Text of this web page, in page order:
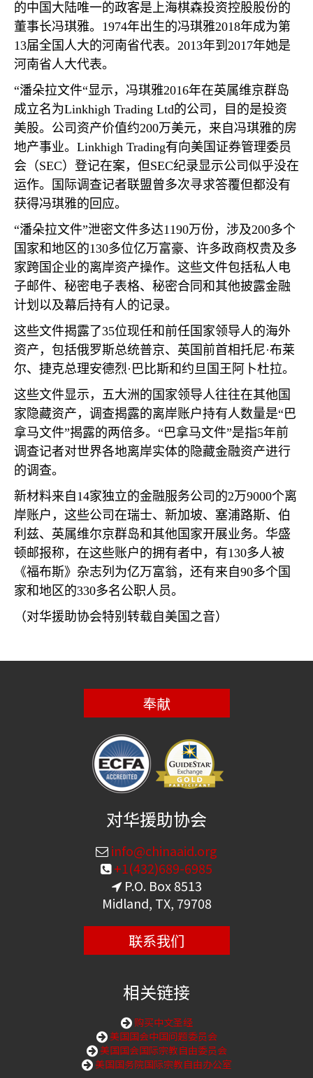
的中国大陆唯一的政客是上海棋森投资控股股份的
董事长冯琪雅。 1974年出生的冯琪雅2018年成为第
13届全国人大的河南省代表。 2013年到 2017年她是
河南省人大代表。
“潘朵拉文件“显示，冯琪雅2016年在英属维京群岛
成立名为Linkhigh Trading Ltd的公司，目的是投资
美股。公司资产价值约200万美元，来自冯琪雅的房
地产事业。 Linkhigh Trading有向美国证券管理委员
会（SEC）登记在案，但SEC纪录显示公司似乎没在
运作。国际调查记者联盟曾多次寻求答覆但都没有
获得冯琪雅的回应。
“潘朵拉文件”泄密文件多达1190万份，涉及200多个
国家和地区的130多位亿万富豪、许多政商权贵及多
家跨国企业的离岸资产操作。这些文件包括私人电
子邮件、秘密电子表格、秘密合同和其他披露金融
计划以及幕后持有人的记录。
这些文件揭露了35位现任和前任国家领导人的海外
资产，包括俄罗斯总统普京、英国前首相托尼·布莱
尔、捷克总理安德烈·巴比斯和约旦国王阿卜杜拉。
这些文件显示，五大洲的国家领导人往往在其他国
家隐藏资产，调查揭露的离岸账户持有人数量是“巴
拿马文件”揭露的两倍多。“巴拿马文件”是指5年前
调查记者对世界各地离岸实体的隐藏金融资产进行
的调查。
新材料来自 14家独立的金融服务公司的2万9000个离
岸账户，这些公司在瑞士、新加坡、塞浦路斯、伯
利兹、英属维尔京群岛和其他国家开展业务。华盛
顿邮报称，在这些账户的拥有者中，有130多人被
《福布斯》杂志列为亿万富翁，还有来自 90多个国
家和地区的330多名公职人员。
（对华援助协会特别转载自美国之音）
奉献
对华援助协会
info@chinaaid.org
+1(432)689-6985
P.O. Box 8513
Midland, TX, 79708
联系我们
相关链接
购买中文圣经
美国国会中国问题委员会
美国国会国际宗教自由委员会
美国国务院国际宗教自由办公室